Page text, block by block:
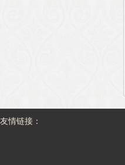
友情链接：